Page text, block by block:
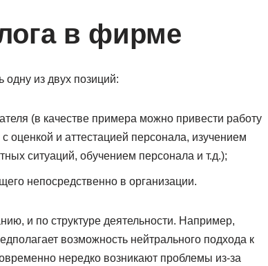
в фирме
из двух позиций:
(в качестве примера можно привести работу
оценкой и аттестацией персонала, изучением
ситуаций, обучением персонала и т.д.);
непосредственно в организации.
и по структуре деятельности. Например,
возможность нейтрального подхода к
нередко возникают проблемы из-за